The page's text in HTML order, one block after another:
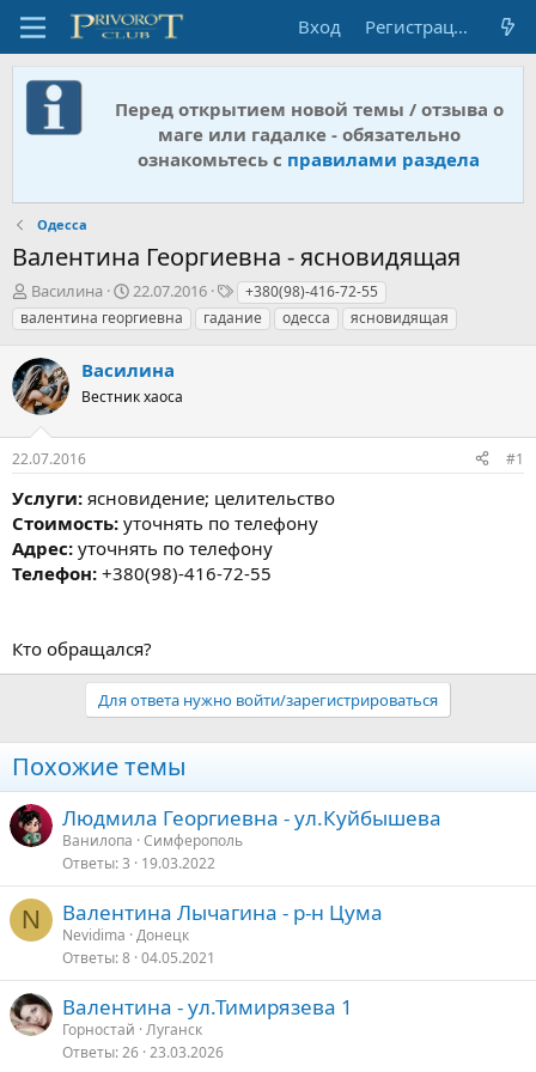
Вход Регистрация
Перед открытием новой темы / отзыва о
маге или гадалке - обязательно
ознакомьтесь с правилами раздела
Одесса
Валентина Георгиевна - ясновидящая
А
в
т
о
р
т
е
м
ы
Василина
Д
а
т
н
а
а
22.07.2016
Т
е
г
+380(98)-416-72-55
валентина георгиевна
гадание одесса ясновидящая
Василина
Вестник хаоса
22.07.2016 #1
Услуги: ясновидение; целительство
Стоимость: уточнять по телефону
Адрес: уточнять по телефону
Телефон: +380(98)-416-72-55
Кто обращался?
Для ответа нужно войти/зарегистрироваться
Похожие темы
Людмила Георгиевна - ул.Куйбышева
Ванилопа Симферополь
Ответы 3 19.03.2022
N Валентина Лычагина - р-н Цума
Nevidima Донецк
Ответы 8 04.05.2021
Валентина - ул.Тимирязева 1
Горностай Луганск
Ответы 26 23.03.2026